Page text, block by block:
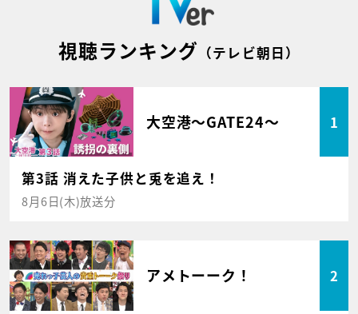
視聴ランキング （テレビ朝日）
大空港～GATE24～ 1
第3話 消えた子供と兎を追え！
8月6日(木)放送分
アメトーーク！ 2